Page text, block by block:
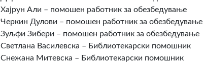
Хајрун Али – помошен работник за обезбедување
Черкин Дулови – помошен работник за обезбедување
Зуљфи Зибери – помошен работник за обезбедување
Светлана Василевска – Библиотекарски помошник
Снежана Митевска – Библиотекарски помошник